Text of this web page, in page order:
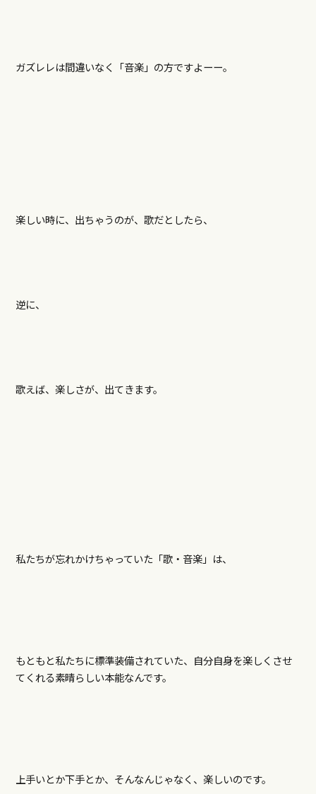
ガズレレは間違いなく「音楽」の方ですよーー。
楽しい時に、出ちゃうのが、歌だとしたら、
逆に、
歌えば、楽しさが、出てきます。
私たちが忘れかけちゃっていた「歌・音楽」は、
もともと私たちに標準装備されていた、自分自身を楽しくさせ
てくれる素晴らしい本能なんです。
上手いとか下手とか、そんなんじゃなく、楽しいのです。